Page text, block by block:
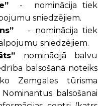
- nominācija tiek
sniedzējiem.
- nominācija tiek
sniedzējiem.
nominācijā balvu
balsošanā noteiks
Zemgales tūrisma
balsošanai